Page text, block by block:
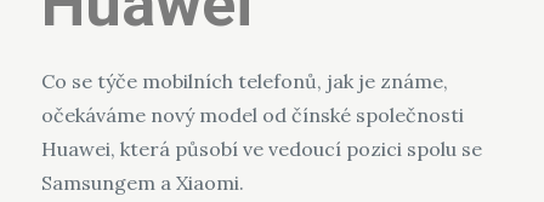
Co se týče mobilních telefonů, jak je známe,
očekáváme nový model od čínské společnosti
Huawei, která působí ve vedoucí pozici spolu se
Samsungem a Xiaomi.